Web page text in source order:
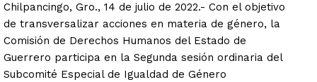
Chilpancingo, Gro., 14 de julio de 2022.- Con el objetivo
de transversalizar acciones en materia de género, la
Comisión de Derechos Humanos del Estado de
Guerrero participa en la Segunda sesión ordinaria del
Subcomité Especial de Igualdad de Género